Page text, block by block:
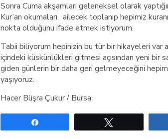
Sonra Cuma akşamları geleneksel olarak
Kur’an okumaları, ailecek toplanıp hepimiz
nokta olduğunu ifade etmek istiyorum.
Tabii biliyorum hepinizin bu tür bir hikayeleri var
içindeki küskünlükleri gitmesi açısından yeni bir
giden günlerin bir daha geri gelmeyeceğini
yaşıyoruz.
Hacer Büşra Çukur / Bursa